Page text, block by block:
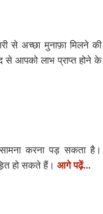
से अच्छा मुनाफ़ा मिलने की
से आपको लाभ प्राप्त होने के
करना पड़ सकता है।
हो सकते हैं। आगे पढ़ें...